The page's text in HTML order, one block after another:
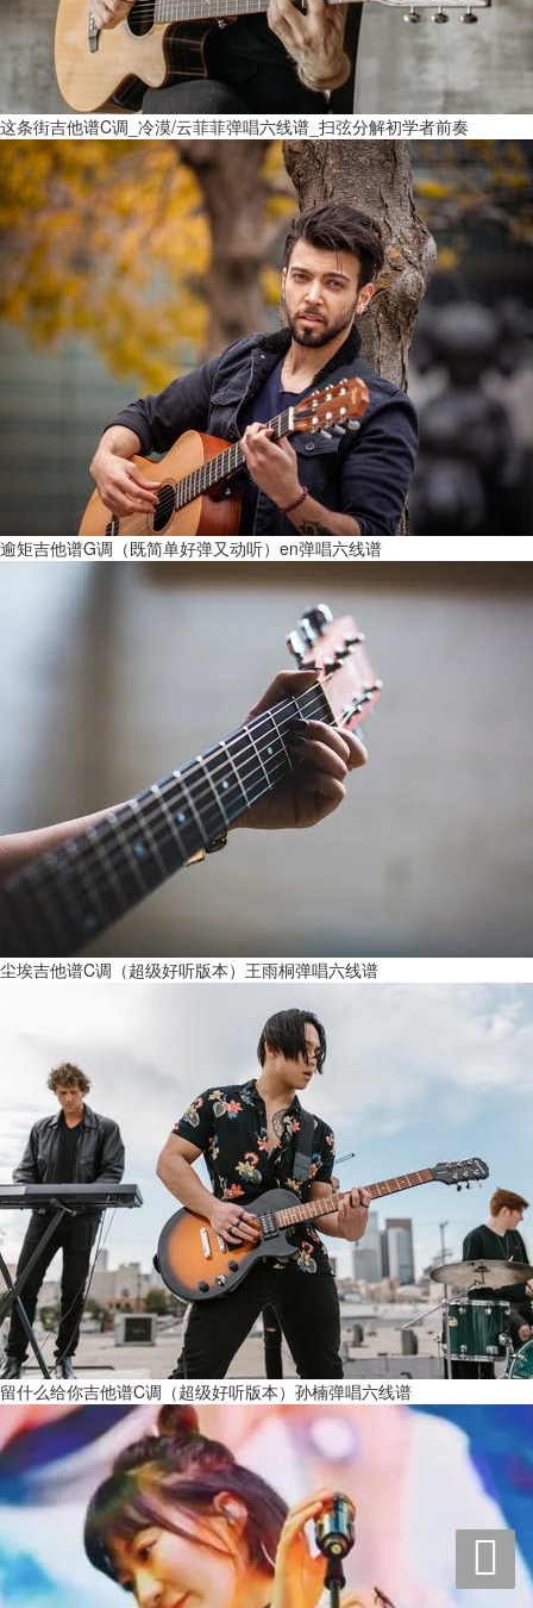
这条街吉他谱C调_冷漠/云菲菲弹唱六线谱_扫弦分解初学者前奏
逾矩吉他谱G调（既简单好弹又动听）en弹唱六线谱
尘埃吉他谱C调（超级好听版本）王雨桐弹唱六线谱
留什么给你吉他谱C调（超级好听版本）孙楠弹唱六线谱
